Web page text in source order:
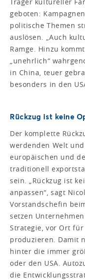
geboten:
politische Themen
auslösen. „Auch
Ramge. Hinzu
„unehrlich“
in China, teuer
besonders in den
Rückzug ist keine
Der komplette
werdenden Welt
europäischen und
traditionell
sein. „Rückzug ist
anpassen“, sagt
Vorstandschefin
setzen
Strategie, vor Ort
produzieren. Damit
hinter die immer
oder den USA.
die